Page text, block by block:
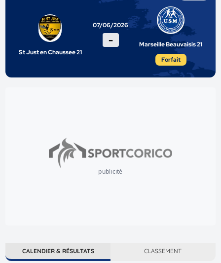
St Just en Chaussee 21
07/06/2026
-
Marseille Beauvaisis 21
Forfait
publicité
CALENDIER & RÉSULTATS CLASSEMENT